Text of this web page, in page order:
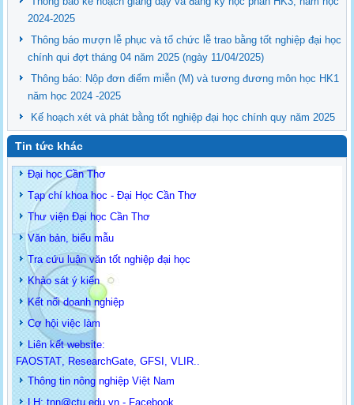
2024-2025
Thông báo mượn lễ phục và tổ chức lễ trao bằng tốt nghiệp đại học
chính qui đợt tháng 04 năm 2025 (ngày 11/04/2025)
Thông báo: Nộp đơn điểm miễn (M) và tương đương môn học HK1
năm học 2024 -2025
Kế hoạch xét và phát bằng tốt nghiệp đại học chính quy năm 2025
Tin tức khác
Đại học Cần Thơ
Tạp chí khoa học - Đại Học Cần Thơ
Thư viện Đại học Cần Thơ
Văn bản, biểu mẫu
Tra cứu luận văn tốt nghiệp đại học
Khảo sát ý kiến
Kết nối doanh nghiệp
Cơ hội việc làm
Liên kết website:
FAOSTAT, ResearchGate,GFSI ,VLIR..
Thông tin nông nghiệp Việt Nam
LH: tnn@ctu.edu.vn - Facebook